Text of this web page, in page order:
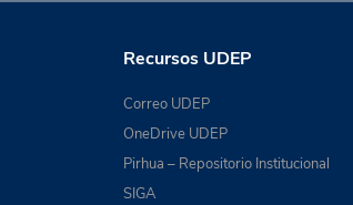
Recursos UDEP
Correo UDEP
OneDrive UDEP
Pirhua – Repositorio Institucional
SIGA